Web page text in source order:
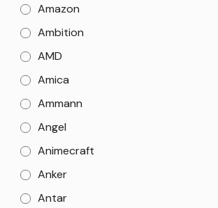
Amazon
Ambition
AMD
Amica
Ammann
Angel
Animecraft
Anker
Antar